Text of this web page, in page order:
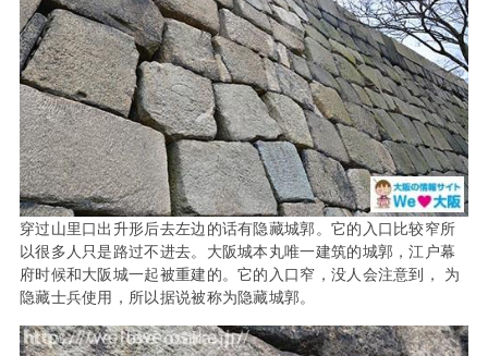
穿过山里口出升形后去左边的话有隐藏城郭。它的入口比较窄所
以很多人只是路过不进去。大阪城本丸唯一建筑的城郭，江户幕
府时候和大阪城一起被重建的。它的入口窄，没人会注意到， 为
隐藏士兵使用，所以据说被称为隐藏城郭。